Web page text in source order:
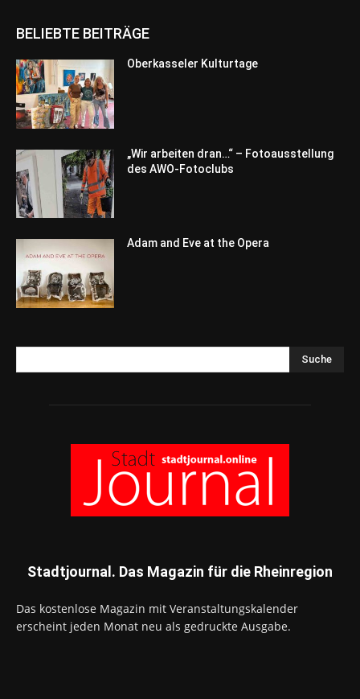
BELIEBTE BEITRÄGE
Oberkasseler Kulturtage
„Wir arbeiten dran…“ – Fotoausstellung
des AWO-Fotoclubs
Adam and Eve at the Opera
Suche
Stadtjournal. Das Magazin für die Rheinregion
Das kostenlose Magazin mit Veranstaltungskalender
erscheint jeden Monat neu als gedruckte Ausgabe.